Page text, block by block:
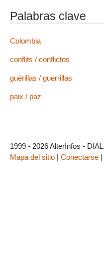
Palabras clave
Colombia
conflits / conflictos
guérillas / guerrillas
paix / paz
1999 - 2026 AlterInfos - DIAL
Mapa del sitio | Conectarse |